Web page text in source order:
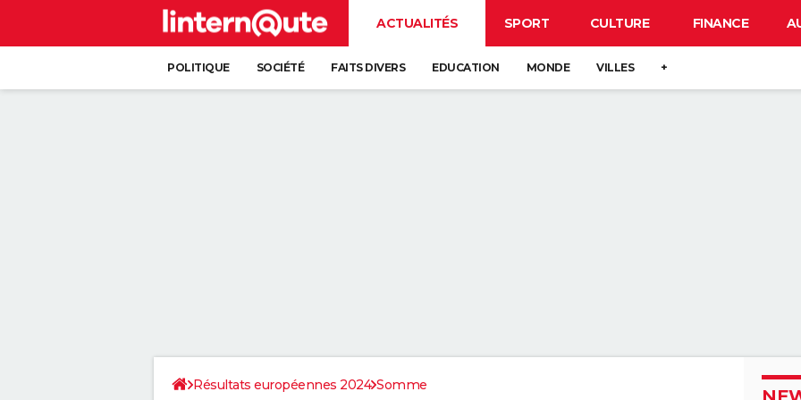
ACTUALITÉS SPORT CULTURE FINANCE
POLITIQUE SOCIÉTÉ FAITS DIVERS EDUCATION MONDE VILLES +
Résultats européennes 2024 Somme